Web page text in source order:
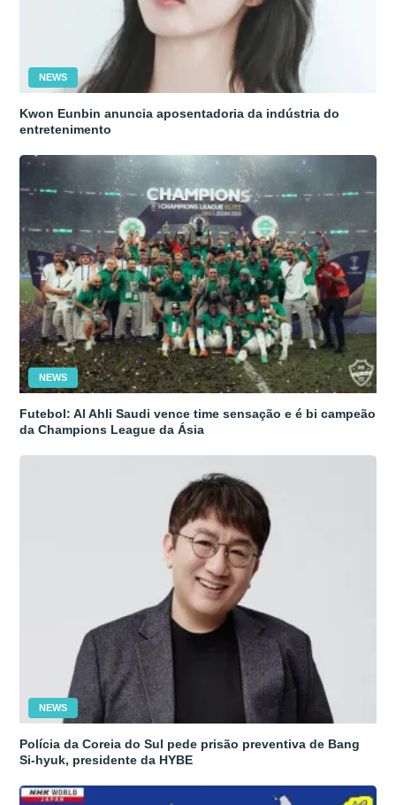
NEWS
Kwon Eunbin anuncia aposentadoria da indústria do
entretenimento
NEWS
Futebol: Al Ahli Saudi vence time sensação e é bi campeão
da Champions League da Ásia
NEWS
Polícia da Coreia do Sul pede prisão preventiva de Bang
Si-hyuk, presidente da HYBE